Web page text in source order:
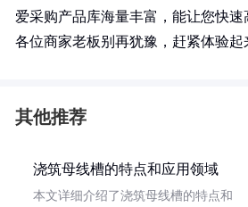
爱采购产品库海量丰富，能让您快速
各位商家老板别再犹豫，赶紧体验起
其他推荐
浇筑母线槽的特点和应用领域
本文详细介绍了浇筑母线槽的特点和